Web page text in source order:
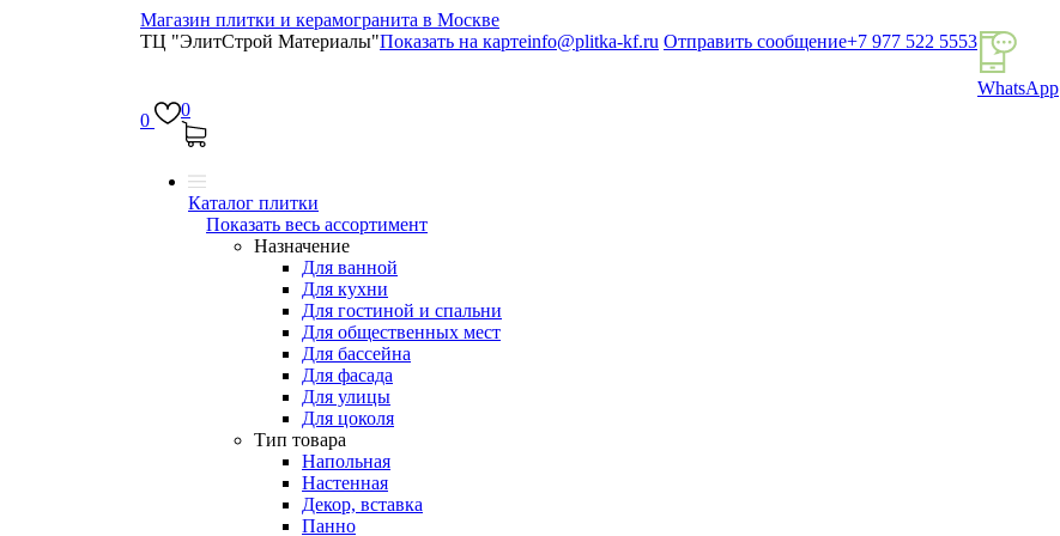
Магазин плитки и керамогранита в Москве
ТЦ "ЭлитСтрой Материалы"Показать на картеinfo@plitka-kf.ru Отправить сообщение+7 977 522 5553
WhatsApp
0
0
Каталог плитки
Показать весь ассортимент
Назначение
Для ванной
Для кухни
Для гостиной и спальни
Для общественных мест
Для бассейна
Для фасада
Для улицы
Для цоколя
Тип товара
Напольная
Настенная
Декор, вставка
Панно